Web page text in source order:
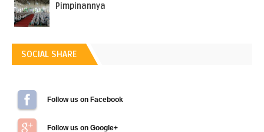
Pimpinannya
SOCIAL SHARE
Follow us on Facebook
Follow us on Google+